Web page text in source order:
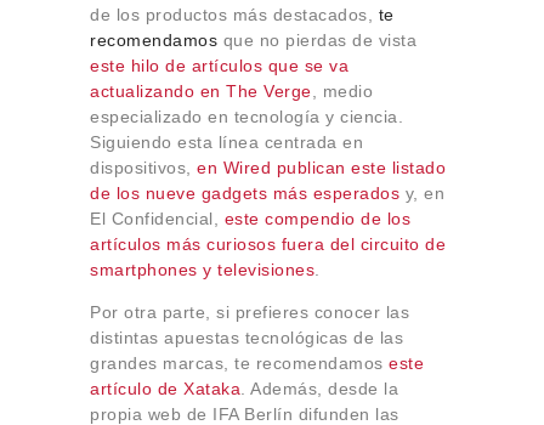
de los productos más destacados, te
recomendamos que no pierdas de vista
este hilo de artículos que se va
actualizando en The Verge , medio
especializado en tecnología y ciencia.
Siguiendo esta línea centrada en
dispositivos, en Wired publican este listado
de los nueve gadgets más esperados y, en
El Confidencial, este compendio de los
artículos más curiosos fuera del circuito de
smartphones y televisiones
Por otra parte, si prefieres conocer las
distintas apuestas tecnológicas de las
grandes marcas, te recomendamos este
artículo de Xataka . Además, desde la
propia web de IFA Berlín difunden las